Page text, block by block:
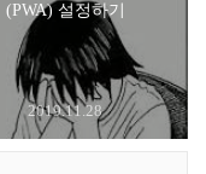
(PWA) 설정하기
2019.11.28